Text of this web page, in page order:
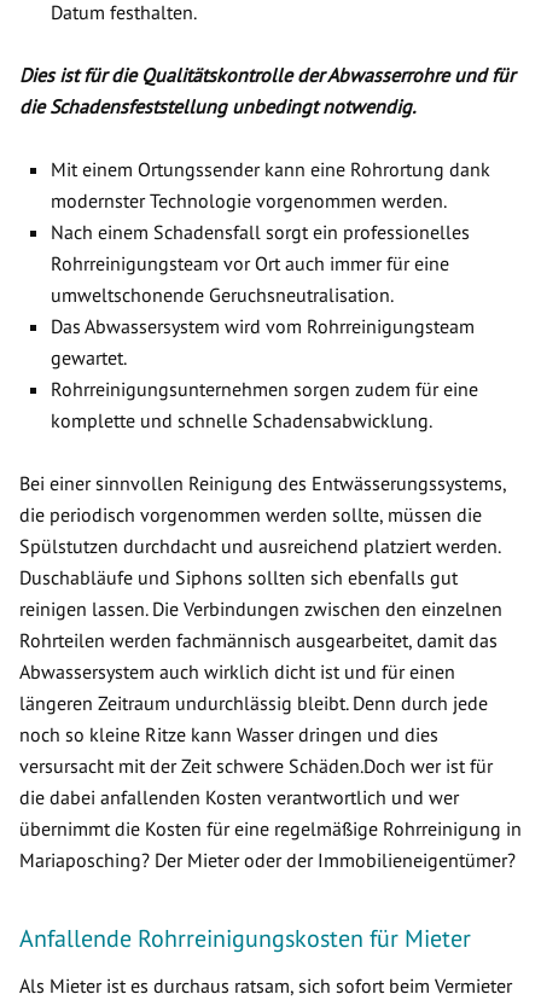
Datum festhalten.
Dies ist für die Qualitätskontrolle der Abwasserrohre und für
die Schadensfeststellung unbedingt notwendig.
Mit einem Ortungssender kann eine Rohrortung dank
modernster Technologie vorgenommen werden.
Nach einem Schadensfall sorgt ein professionelles
Rohrreinigungsteam vor Ort auch immer für eine
umweltschonende Geruchsneutralisation.
Das Abwassersystem wird vom Rohrreinigungsteam
gewartet.
Rohrreinigungsunternehmen sorgen zudem für eine
komplette und schnelle Schadensabwicklung.
Bei einer sinnvollen Reinigung des Entwässerungssystems,
die periodisch vorgenommen werden sollte, müssen die
Spülstutzen durchdacht und ausreichend platziert werden.
Duschabläufe und Siphons sollten sich ebenfalls gut
reinigen lassen. Die Verbindungen zwischen den einzelnen
Rohrteilen werden fachmännisch ausgearbeitet, damit das
Abwassersystem auch wirklich dicht ist und für einen
längeren Zeitraum undurchlässig bleibt. Denn durch jede
noch so kleine Ritze kann Wasser dringen und dies
versursacht mit der Zeit schwere Schäden.Doch wer ist für
die dabei anfallenden Kosten verantwortlich und wer
übernimmt die Kosten für eine regelmäßige Rohrreinigung in
Mariaposching? Der Mieter oder der Immobilieneigentümer?
Anfallende Rohrreinigungskosten für Mieter
Als Mieter ist es durchaus ratsam, sich sofort beim Vermieter